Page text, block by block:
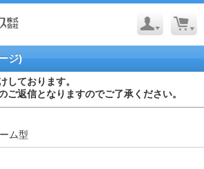
ジ)
しております。
ご返信となりますのでご了承ください。
ム型